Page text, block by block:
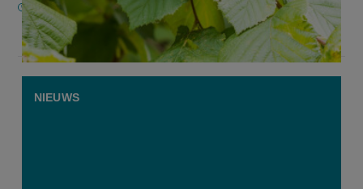
1 JUNI 2026
NIEUWS